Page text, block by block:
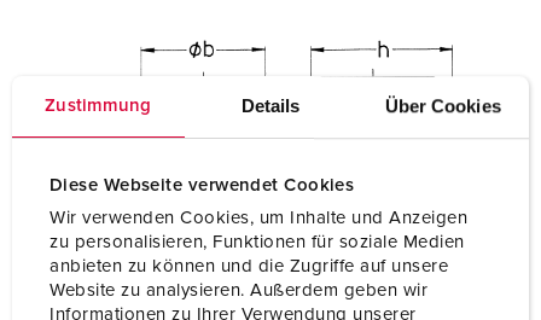
Zustimmung Details Über Cookies
Diese Webseite verwendet Cookies
Wir verwenden Cookies, um Inhalte und Anzeigen
zu personalisieren, Funktionen für soziale Medien
anbieten zu können und die Zugriffe auf unsere
Website zu analysieren. Außerdem geben wir
Informationen zu Ihrer Verwendung unserer